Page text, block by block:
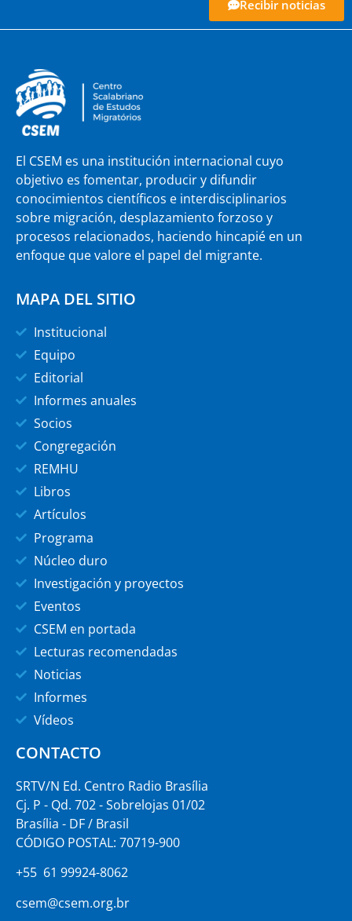
Recibir noticias
El CSEM es una institución internacional cuyo
objetivo es fomentar, producir y difundir
conocimientos científicos e interdisciplinarios
sobre migración, desplazamiento forzoso y
procesos relacionados, haciendo hincapié en un
enfoque que valore el papel del migrante.
MAPA DEL SITIO
Institucional
Equipo
Editorial
Informes anuales
Socios
Congregación
REMHU
Libros
Artículos
Programa
Núcleo duro
Investigación y proyectos
Eventos
CSEM en portada
Lecturas recomendadas
Noticias
Informes
Vídeos
CONTACTO
SRTV/N Ed. Centro Radio Brasília
Cj. P - Qd. 702 - Sobrelojas 01/02
Brasília - DF / Brasil
CÓDIGO POSTAL: 70719-900
+55 61 99924-8062
csem@csem.org.br